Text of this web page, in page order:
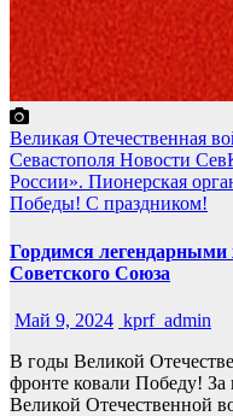
Великая Отечественная
Севастополя Новости
России». Пионерская
Победы! С праздником!
Гордимся
Советского Союза
Май 9, 2024 kprf_admin
В годы Великой
фронте ковали Победу!
Великой Отечественной